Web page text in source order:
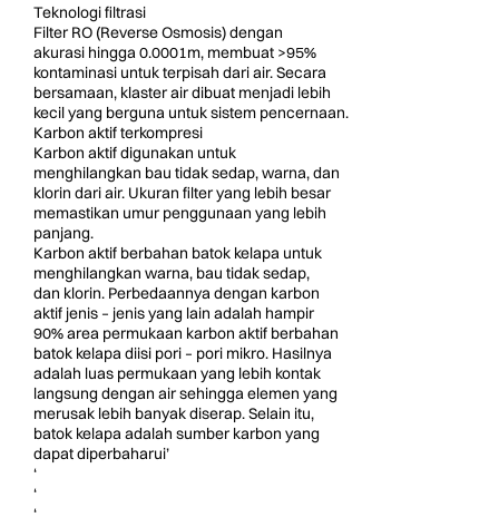
Teknologi filtrasi
Filter RO (Reverse Osmosis) dengan
akurasi hingga 0.0001m, membuat >95%
kontaminasi untuk terpisah dari air. Secara
bersamaan, klaster air dibuat menjadi lebih
kecil yang berguna untuk sistem pencernaan.
Karbon aktif terkompresi
Karbon aktif digunakan untuk
menghilangkan bau tidak sedap, warna, dan
klorin dari air. Ukuran filter yang lebih besar
memastikan umur penggunaan yang lebih
panjang.
Karbon aktif berbahan batok kelapa untuk
menghilangkan warna, bau tidak sedap,
dan klorin. Perbedaannya dengan karbon
aktif jenis – jenis yang lain adalah hampir
90% area permukaan karbon aktif berbahan
batok kelapa diisi pori – pori mikro. Hasilnya
adalah luas permukaan yang lebih kontak
langsung dengan air sehingga elemen yang
merusak lebih banyak diserap. Selain itu,
batok kelapa adalah sumber karbon yang
dapat diperbaharui’
‘
‘
‘